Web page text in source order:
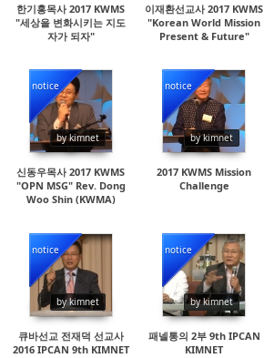
한기홍목사 2017 KWMS
"세상을 변화시키는 지도
자가 되자"
이재환선교사 2017 KWMS
"Korean World Mission
Present & Future"
notice
by kimnet
19474
신동우목사 2017 KWMS
"OPN MSG" Rev. Dong
Woo Shin (KWMA)
notice
by kimnet
18054
2017 KWMS Mission
Challenge
notice
by kimnet
30179
큐바선교 전재덕 선교사
2016 IPCAN 9th KIMNET
notice
by kimnet
16627
패넬통의 2부 9th IPCAN
KIMNET